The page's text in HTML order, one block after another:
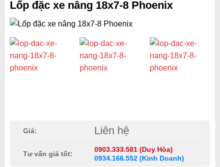
Lốp đặc xe nâng 18x7-8 Phoenix
Giá: Liên hệ
Tư vấn giá tốt:
0903.333.581 (Duy Hòa)
0934.166.552 (Kinh Doanh)